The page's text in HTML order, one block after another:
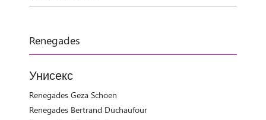
Renegades
Унисекс
Renegades Geza Schoen
Renegades Bertrand Duchaufour